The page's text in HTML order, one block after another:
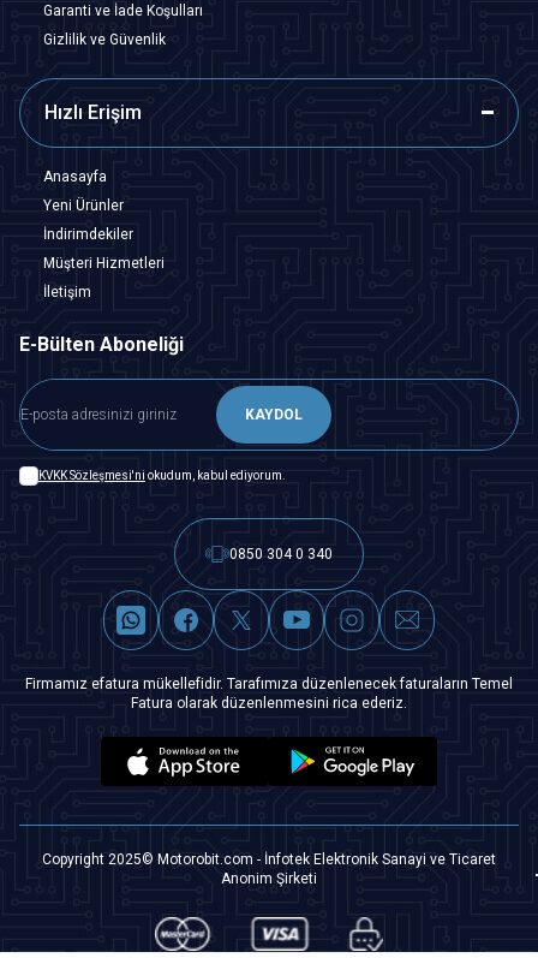
Garanti ve İade Koşulları
Gizlilik ve Güvenlik
Hızlı Erişim
Anasayfa
Yeni Ürünler
İndirimdekiler
Müşteri Hizmetleri
İletişim
E-Bülten Aboneliği
KAYDOL
KVKK Sözleşmesi'ni okudum, kabul ediyorum.
0850 304 0 340
Firmamız efatura mükellefidir. Tarafımıza düzenlenecek faturaların Temel
Fatura olarak düzenlenmesini rica ederiz.
Copyright 2025© Motorobit.com - İnfotek Elektronik Sanayi ve Ticaret
Anonim Şirketi